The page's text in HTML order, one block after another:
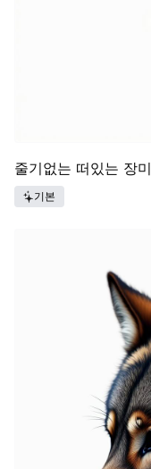
줄기없는 떠있는 장미
기본